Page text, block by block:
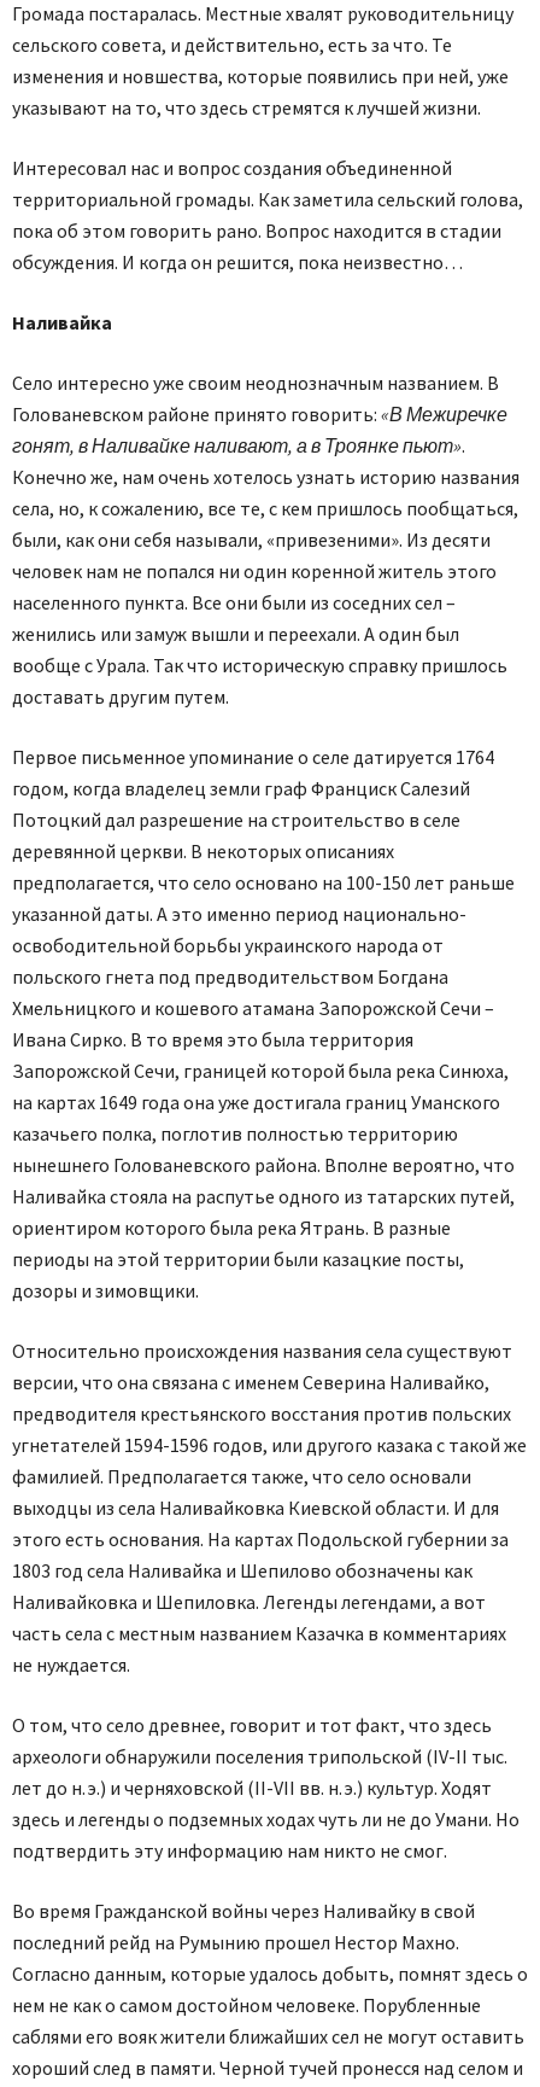
Громада постаралась. Местные хвалят руководительницу
сельского совета, и действительно, есть за что. Те
изменения и новшества, которые появились при ней, уже
указывают на то, что здесь стремятся к лучшей жизни.
Интересовал нас и вопрос создания объединенной
территориальной громады. Как заметила сельский голова,
пока об этом говорить рано. Вопрос находится в стадии
обсуждения. И когда он решится, пока неизвестно…
Наливайка
Село интересно уже своим неоднозначным названием. В
Голованевском районе принято говорить: «В Межиречке
гонят, в Наливайке наливают, а в Троянке пьют».
Конечно же, нам очень хотелось узнать историю названия
села, но, к сожалению, все те, с кем пришлось пообщаться,
были, как они себя называли, «привезеними». Из десяти
человек нам не попался ни один коренной житель этого
населенного пункта. Все они были из соседних сел –
женились или замуж вышли и переехали. А один был
вообще с Урала. Так что историческую справку пришлось
доставать другим путем.
Первое письменное упоминание о селе датируется 1764
годом, когда владелец земли граф Франциск Салезий
Потоцкий дал разрешение на строительство в селе
деревянной церкви. В некоторых описаниях
предполагается, что село основано на 100-150 лет раньше
указанной даты. А это именно период национально-
освободительной борьбы украинского народа от
польского гнета под предводительством Богдана
Хмельницкого и кошевого атамана Запорожской Сечи –
Ивана Сирко. В то время это была территория
Запорожской Сечи, границей которой была река Синюха,
на картах 1649 года она уже достигала границ Уманского
казачьего полка, поглотив полностью территорию
нынешнего Голованевского района. Вполне вероятно, что
Наливайка стояла на распутье одного из татарских путей,
ориентиром которого была река Ятрань. В разные
периоды на этой территории были казацкие посты,
дозоры и зимовщики.
Относительно происхождения названия села существуют
версии, что она связана с именем Северина Наливайко,
предводителя крестьянского восстания против польских
угнетателей 1594-1596 годов, или другого казака с такой же
фамилией. Предполагается также, что село основали
выходцы из села Наливайковка Киевской области. И для
этого есть основания. На картах Подольской губернии за
1803 год села Наливайка и Шепилово обозначены как
Наливайковка и Шепиловка. Легенды легендами, а вот
часть села с местным названием Казачка в комментариях
не нуждается.
О том, что село древнее, говорит и тот факт, что здесь
археологи обнаружили поселения трипольской (IV-II тыс.
лет до н. э.) и черняховской (II-VII вв. н. э.) культур. Ходят
здесь и легенды о подземных ходах чуть ли не до Умани. Но
подтвердить эту информацию нам никто не смог.
Во время Гражданской войны через Наливайку в свой
последний рейд на Румынию прошел Нестор Махно.
Согласно данным, которые удалось добыть, помнят здесь о
нем не как о самом достойном человеке. Порубленные
саблями его вояк жители ближайших сел не могут оставить
хороший след в памяти. Черной тучей пронесся над селом и